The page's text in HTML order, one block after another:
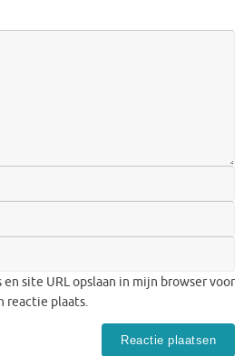
en site URL opslaan in mijn browser voor
reactie plaats.